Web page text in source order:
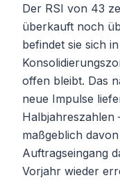
Der RSI von 43
überkauft noch
befindet sie sich
offen bleibt. Das
neue Impulse
Halbjahreszahlen
maßgeblich
Auftragseingang
Vorjahr wieder